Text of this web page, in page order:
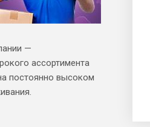
—
ассортимента
постоянно высоком